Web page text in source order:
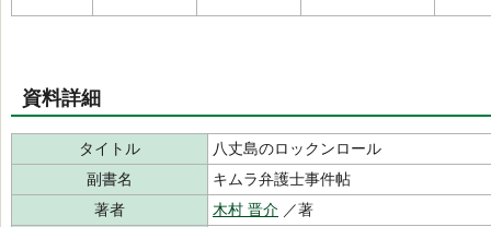
資料詳細
タイトル
八丈島のロックンロール
副書名
キムラ弁護士事件帖
著者
木村 晋介 ／著